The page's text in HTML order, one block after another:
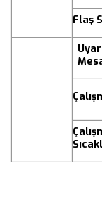
Flaş